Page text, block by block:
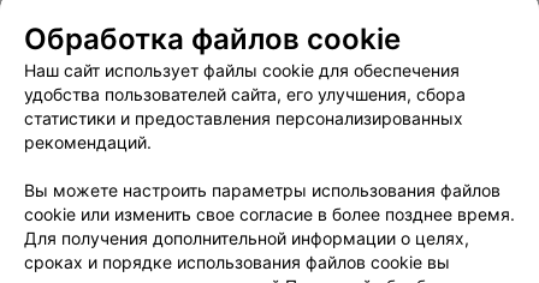
Медицинский маркетинг
Публичный договор
Пользовательское соглашение
Способы оплаты
Вакансии
Партнеры
Написать руководителю 103.by
Персональные настройки cookie
Обработка персональных данных
Обработка файлов cookie
Наш сайт использует файлы cookie для обеспечения
удобства пользователей сайта, его улучшения, сбора
статистики и предоставления персонализированных
рекомендаций.
Вы можете настроить параметры использования файлов
cookie или изменить свое согласие в более позднее время.
Для получения дополнительной информации о целях,
сроках и порядке использования файлов cookie вы